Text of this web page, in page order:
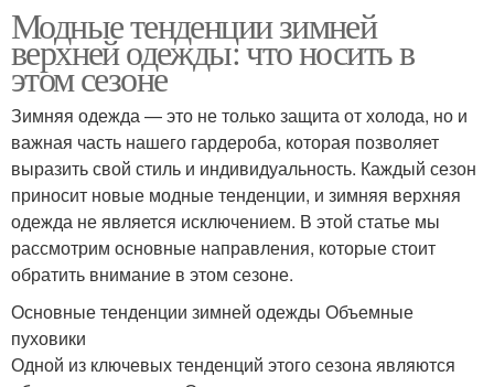
Модные тенденции зимней
верхней одежды: что носить в
этом сезоне
Зимняя одежда — это не только защита от холода, но и
важная часть нашего гардероба, которая позволяет
выразить свой стиль и индивидуальность. Каждый сезон
приносит новые модные тенденции, и зимняя верхняя
одежда не является исключением. В этой статье мы
рассмотрим основные направления, которые стоит
обратить внимание в этом сезоне.
Основные тенденции зимней одежды Объемные
пуховики
Одной из ключевых тенденций этого сезона являются